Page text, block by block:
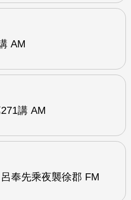
AM
271講 AM
呂奉先乘夜襲徐郡 FM